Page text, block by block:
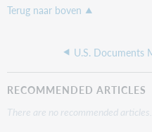
Terug naar boven
RECOMMENDED ARTICLES
There are no recommended articles.